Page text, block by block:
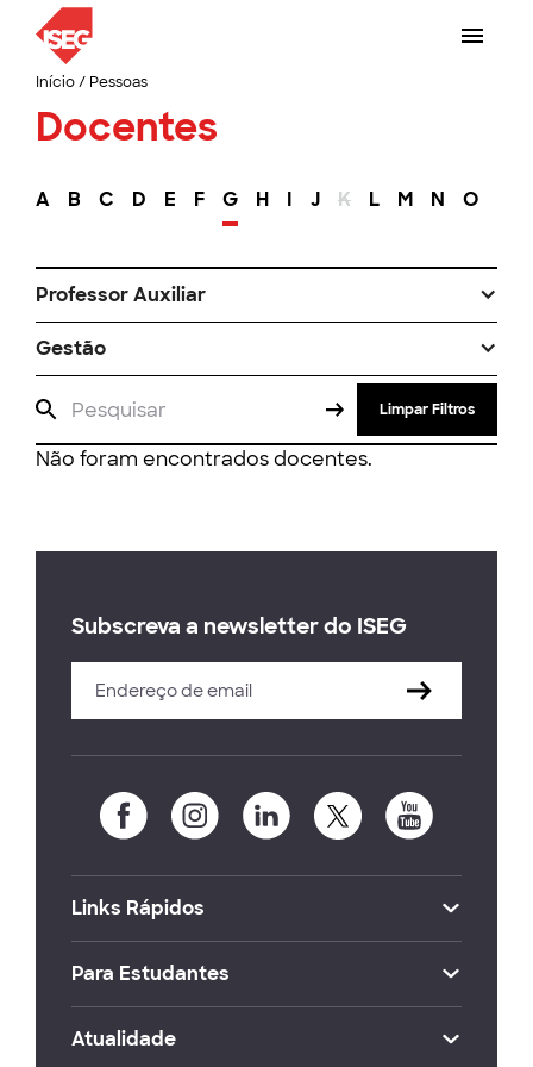
Início/ Pessoas
Docentes
A B C D E F G H I J K L M N O
Professor Auxiliar
Gestão
Limpar Filtros
Não foram encontrados docentes.
Subscreva a newsletter do ISEG
Links Rápidos
Para Estudantes
Atualidade